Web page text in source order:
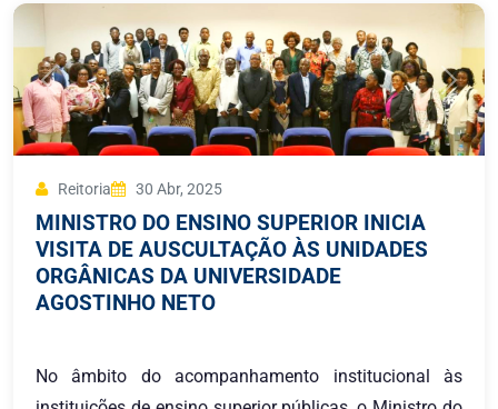
0
Reitoria 30 Abr, 2025
MINISTRO DO ENSINO SUPERIOR INICIA
VISITA DE AUSCULTAÇÃO ÀS UNIDADES
ORGÂNICAS DA UNIVERSIDADE
AGOSTINHO NETO
No âmbito do acompanhamento institucional às